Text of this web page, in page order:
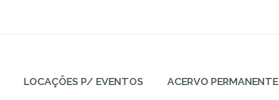
LOCAÇÕES P/ EVENTOS ACERVO PERMANENTE